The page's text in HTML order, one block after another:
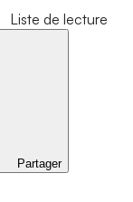
Liste de lecture
Partager